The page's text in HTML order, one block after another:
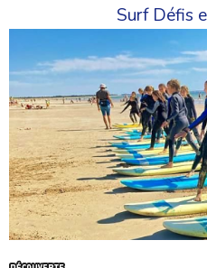
Surf Défis